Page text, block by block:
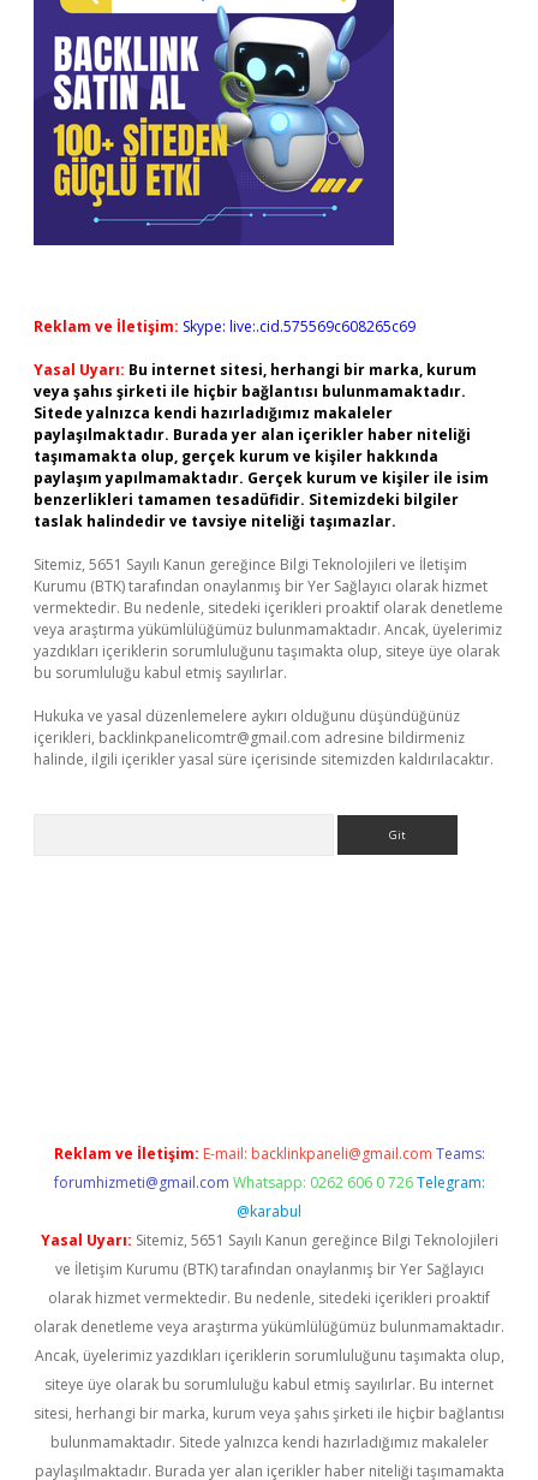
Reklam ve İletişim: Skype: live:.cid.575569c608265c69
Yasal Uyarı: Bu internet sitesi, herhangi bir marka, kurum
veya şahıs şirketi ile hiçbir bağlantısı bulunmamaktadır.
Sitede yalnızca kendi hazırladığımız makaleler
paylaşılmaktadır. Burada yer alan içerikler haber niteliği
taşımamakta olup, gerçek kurum ve kişiler hakkında
paylaşım yapılmamaktadır. Gerçek kurum ve kişiler ile isim
benzerlikleri tamamen tesadüfidir. Sitemizdeki bilgiler
taslak halindedir ve tavsiye niteliği taşımazlar.
Sitemiz, 5651 Sayılı Kanun gereğince Bilgi Teknolojileri ve İletişim
Kurumu (BTK) tarafından onaylanmış bir Yer Sağlayıcı olarak hizmet
vermektedir. Bu nedenle, sitedeki içerikleri proaktif olarak denetleme
veya araştırma yükümlülüğümüz bulunmamaktadır. Ancak, üyelerimiz
yazdıkları içeriklerin sorumluluğunu taşımakta olup, siteye üye olarak
bu sorumluluğu kabul etmiş sayılırlar.
Hukuka ve yasal düzenlemelere aykırı olduğunu düşündüğünüz
içerikleri, backlinkpanelicomtr@gmail.com adresine bildirmeniz
halinde, ilgili içerikler yasal süre içerisinde sitemizden kaldırılacaktır.
Reklam ve İletişim: E-mail: backlinkpaneli@gmail.com Teams:
forumhizmeti@gmail.com Whatsapp: 0262 606 0 726 Telegram:
@karabul
Yasal Uyarı: Sitemiz, 5651 Sayılı Kanun gereğince Bilgi Teknolojileri
ve İletişim Kurumu (BTK) tarafından onaylanmış bir Yer Sağlayıcı
olarak hizmet vermektedir. Bu nedenle, sitedeki içerikleri proaktif
olarak denetleme veya araştırma yükümlülüğümüz bulunmamaktadır.
Ancak, üyelerimiz yazdıkları içeriklerin sorumluluğunu taşımakta olup,
siteye üye olarak bu sorumluluğu kabul etmiş sayılırlar. Bu internet
sitesi, herhangi bir marka, kurum veya şahıs şirketi ile hiçbir bağlantısı
bulunmamaktadır. Sitede yalnızca kendi hazırladığımız makaleler
paylaşılmaktadır. Burada yer alan içerikler haber niteliği taşımamakta